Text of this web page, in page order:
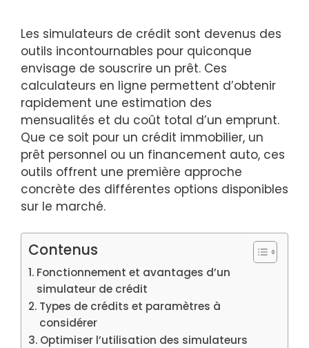
Les simulateurs de crédit sont devenus des
outils incontournables pour quiconque
envisage de souscrire un prêt. Ces
calculateurs en ligne permettent d’obtenir
rapidement une estimation des
mensualités et du coût total d’un emprunt.
Que ce soit pour un crédit immobilier, un
prêt personnel ou un financement auto, ces
outils offrent une première approche
concrète des différentes options disponibles
sur le marché.
Contenus
Fonctionnement et avantages d’un
simulateur de crédit
Types de crédits et paramètres à
considérer
Optimiser l’utilisation des simulateurs